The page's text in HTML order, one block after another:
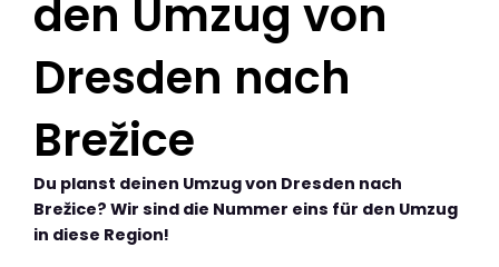
den Umzug von
Dresden nach
Brežice
Du planst deinen Umzug von Dresden nach
Brežice? Wir sind die Nummer eins für den Umzug
in diese Region!